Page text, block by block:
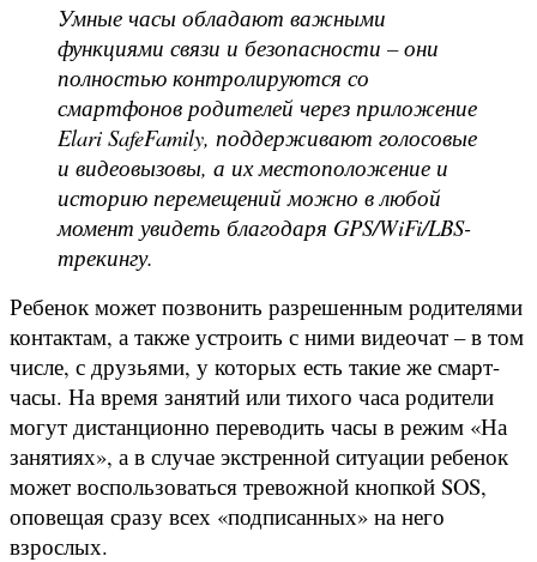
Умные часы обладают важными
функциями связи и безопасности – они
полностью контролируются со
смартфонов родителей через приложение
Elari SafeFamily, поддерживают голосовые
и видеовызовы, а их местоположение и
историю перемещений можно в любой
момент увидеть благодаря GPS/WiFi/LBS-
трекингу.
Ребенок может позвонить разрешенным родителями
контактам, а также устроить с ними видеочат – в том
числе, с друзьями, у которых есть такие же смарт-
часы. На время занятий или тихого часа родители
могут дистанционно переводить часы в режим «На
занятиях», а в случае экстренной ситуации ребенок
может воспользоваться тревожной кнопкой SOS,
оповещая сразу всех «подписанных» на него
взрослых.